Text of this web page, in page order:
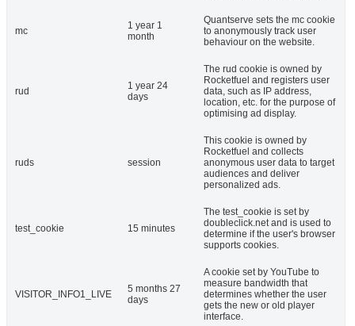
mc
1 year 1
month
Quantserve sets the mc cookie
to anonymously track user
behaviour on the website.
rud
1 year 24
days
The rud cookie is owned by
Rocketfuel and registers user
data, such as IP address,
location, etc. for the purpose of
optimising ad display.
ruds session
This cookie is owned by
Rocketfuel and collects
anonymous user data to target
audiences and deliver
personalized ads.
test_cookie 15 minutes
The test_cookie is set by
doubleclick.net and is used to
determine if the user's browser
supports cookies.
VISITOR_INFO1_LIVE
5 months 27
days
A cookie set by YouTube to
measure bandwidth that
determines whether the user
gets the new or old player
interface.